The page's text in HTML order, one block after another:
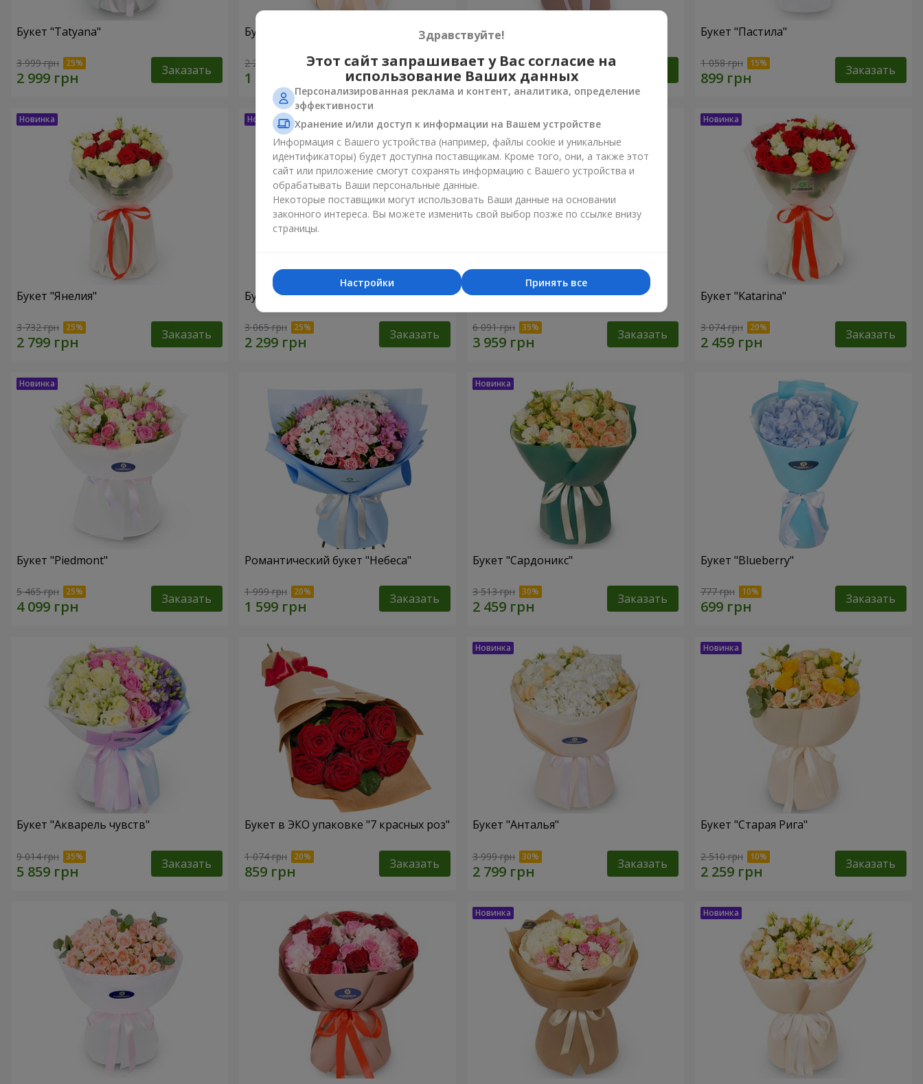
Букет "Tatyana"
3 999 грн Заказать
Букет "Облако чувств"
2 212 грн Заказать
Букет "Венера"
2 499 грн
Букет "Пастила"
1 058 грн Заказать
Букет "Янелия"
3 732 грн Заказать
Букет "Искренность"
3 065 грн Заказать
Букет "Tarnis"
6 091 грн Заказать
Букет "Katarina"
3 074 грн Заказать
Букет "Piedmont"
5 465 грн Заказать
Романтический букет "Небеса"
1 999 грн Заказать
Букет "Сардоникс"
3 513 грн Заказать
Букет "Blueberry"
777 грн Заказать
Букет "Акварель чувств"
9 014 грн Заказать
Букет в ЭКО упаковке "7 красных роз"
1 074 грн Заказать
Букет "Анталья"
3 999 грн Заказать
Букет "Старая Рига"
2 510 грн Заказать
Здравствуйте!
Этот сайт запрашивает у Вас согласие на
использование Ваших данных
Персонализированная реклама и контент, аналитика, определение
эффективности
Хранение и/или доступ к информации на Вашем устройстве
Информация с Вашего устройства (например, файлы cookie и уникальные
идентификаторы) будет доступна поставщикам. Кроме того, они, а также этот
сайт или приложение смогут сохранять информацию с Вашего устройства и
обрабатывать Ваши персональные данные.
Некоторые поставщики могут использовать Ваши данные на основании
законного интереса. Вы можете изменить свой выбор позже по ссылке внизу
страницы.
Принять все
Настройки